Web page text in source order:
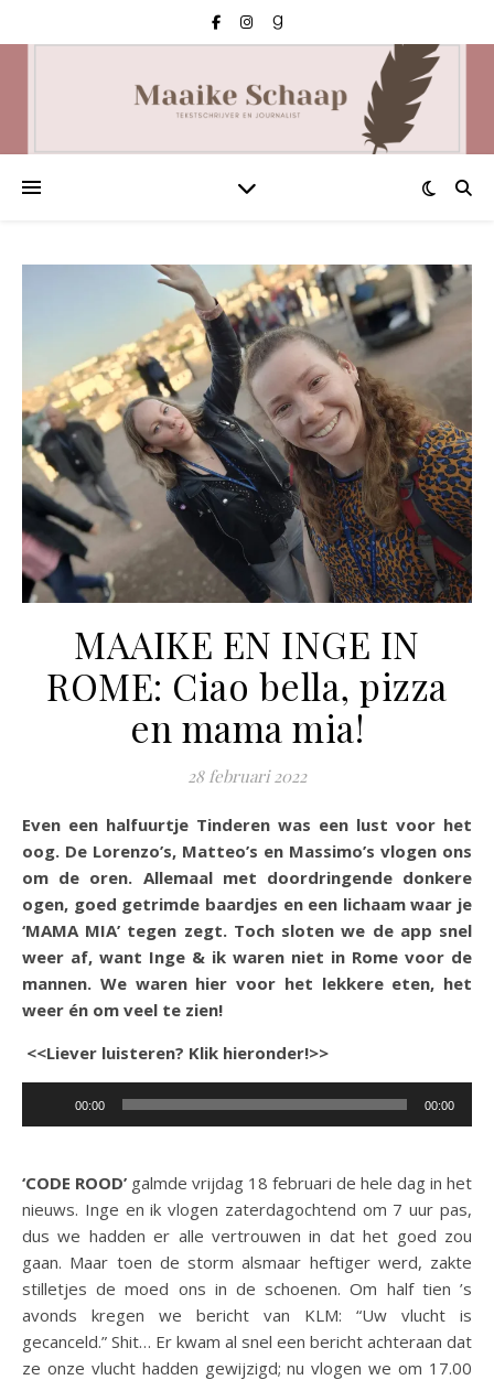
MAAIKE EN INGE IN
ROME: Ciao bella, pizza
en mama mia!
28 februari 2022
Even een halfuurtje Tinderen was een lust voor het
oog. De Lorenzo’s, Matteo’s en Massimo’s vlogen ons
om de oren. Allemaal met doordringende donkere
ogen, goed getrimde baardjes en een lichaam waar je
‘MAMA MIA’ tegen zegt. Toch sloten we de app snel
weer af, want Inge & ik waren niet in Rome voor de
mannen. We waren hier voor het lekkere eten, het
weer én om veel te zien!
<<Liever luisteren? Klik hieronder!>>
00:00 00:00
‘CODE ROOD’ galmde vrijdag 18 februari de hele dag in het
nieuws. Inge en ik vlogen zaterdagochtend om 7 uur pas,
dus we hadden er alle vertrouwen in dat het goed zou
gaan. Maar toen de storm alsmaar heftiger werd, zakte
stilletjes de moed ons in de schoenen. Om half tien ’s
avonds kregen we bericht van KLM: “Uw vlucht is
gecanceld.” Shit… Er kwam al snel een bericht achteraan dat
ze onze vlucht hadden gewijzigd; nu vlogen we om 17.00